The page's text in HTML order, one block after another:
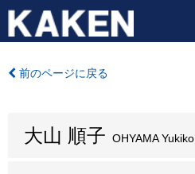
前のページに戻る
大山 順子 OHYAMA Yukiko